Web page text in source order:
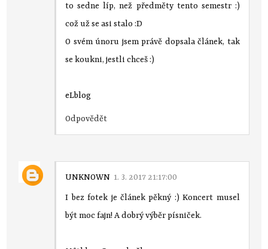
to sedne líp, než předměty tento semestr :)
což už se asi stalo :D
O svém únoru jsem právě dopsala článek, tak
se koukni, jestli chceš :)
eLblog
Odpovědět
UNKNOWN 1. 3. 2017 21:17:00
I bez fotek je článek pěkný :) Koncert musel
být moc fajn! A dobrý výběr písniček.